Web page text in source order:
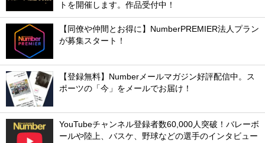
トを開催します。作品受付中！
【同僚や仲間とお得に】NumberPREMIER法人プラン
が募集スタート！
【登録無料】Numberメールマガジン好評配信中。ス
ポーツの「今」をメールでお届け！
YouTubeチャンネル登録者数60,000人突破！バレーボ
ールや陸上、バスケ、野球などの選手のインタビュー